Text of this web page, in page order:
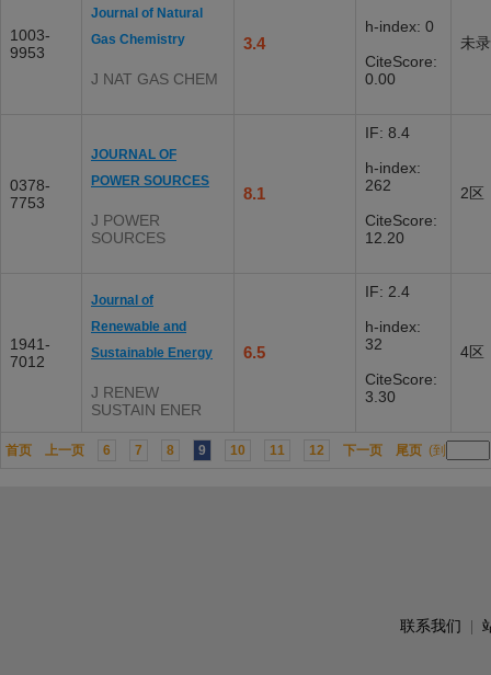
1003-
9953
Journal of Natural
Gas Chemistry
J NAT GAS CHEM
3.4
h-index: 0
CiteScore:
0.00
未录
0378-
7753
JOURNAL OF
POWER SOURCES
J POWER
SOURCES
8.1
IF: 8.4
h-index:
262
CiteScore:
12.20
2区
1941-
7012
Journal of
Renewable and
Sustainable Energy
J RENEW
SUSTAIN ENER
6.5
IF: 2.4
h-index:
32
CiteScore:
3.30
4区
首页 上一页 6 7 8 9 10 11 12 下一页 尾页 (到
联系我们